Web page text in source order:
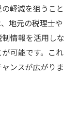
軽減を狙うこと
地元の税理士や
情報を活用しな
可能です。これ
ンスが広がりま